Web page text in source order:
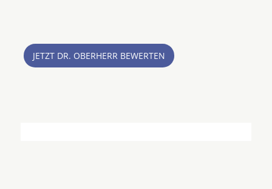
JETZT DR. OBERHERR BEWERTEN